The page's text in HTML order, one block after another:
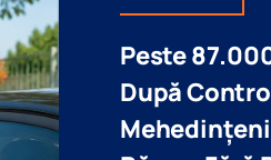
Peste
După